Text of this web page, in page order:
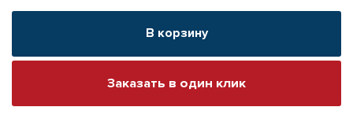
В корзину
Заказать в один клик